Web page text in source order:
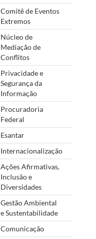
Comitê de Eventos
Extremos
Núcleo de
Mediação de
Conflitos
Privacidade e
Segurança da
Informação
Procuradoria
Federal
Esantar
Internacionalização
Ações Afirmativas,
Inclusão e
Diversidades
Gestão Ambiental
e Sustentabilidade
Comunicação